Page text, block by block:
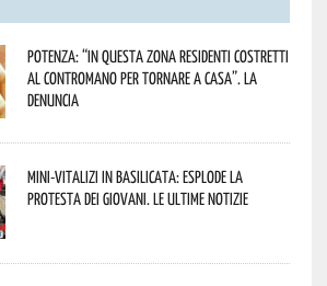
Potenza: “In questa zona residenti costretti
al contromano per tornare a casa”. La
denuncia
Mini-vitalizi in Basilicata: esplode la
protesta dei giovani. Le ultime notizie